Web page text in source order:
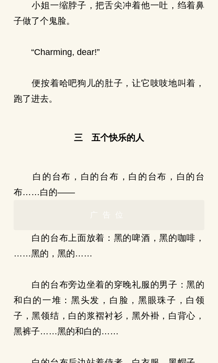
小姐一缩脖子，把舌尖冲着他一吐，绉着鼻
子做了个鬼脸。
“Charming, dear!”
便按着哈吧狗儿的肚子，让它吱吱地叫着，
跑了进去。
三 五个快乐的人
白的台布，白的台布，白的台布，白的台
布……白的——
广告位
白的台布上面放着：黑的啤酒，黑的咖啡，
……黑的，黑的……
白的台布旁边坐着的穿晚礼服的男子：黑的
和白的一堆：黑头发，白脸，黑眼珠子，白领
子，黑领结，白的浆褶衬衫，黑外褂，白背心，
黑裤子……黑的和白的……